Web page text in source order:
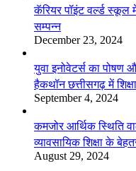
कॅरियर पॉइंट वर्ल्ड स्कूल
सम्पन्न
December 23, 2024
युवा इनोवेटर्स का
हैकथॉन छत्तीसगढ़ में
September 4, 2024
कमजोर आर्थिक स्थिति
व्यावसायिक शिक्षा के
August 29, 2024